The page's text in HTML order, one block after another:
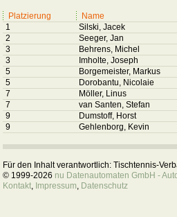
Platzierung
Name
1
Silski, Jacek
2
Seeger, Jan
3
Behrens, Michel
3
Imholte, Joseph
5
Borgemeister, Markus
5
Dorobantu, Nicolaie
7
Möller, Linus
7
van Santen, Stefan
9
Dumstoff, Horst
9
Gehlenborg, Kevin
Für den Inhalt verantwortlich: Tischtennis-
© 1999-2026 nu Datenautomaten GmbH -
Kontakt, Impressum, Datenschutz